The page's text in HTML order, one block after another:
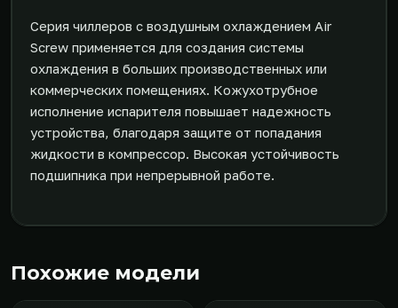
Серия чиллеров с воздушным охлаждением Air
Screw применяется для создания системы
охлаждения в больших производственных или
коммерческих помещениях. Кожухотрубное
исполнение испарителя повышает надежность
устройства, благодаря защите от попадания
жидкости в компрессор. Высокая устойчивость
подшипника при непрерывной работе.
Похожие модели